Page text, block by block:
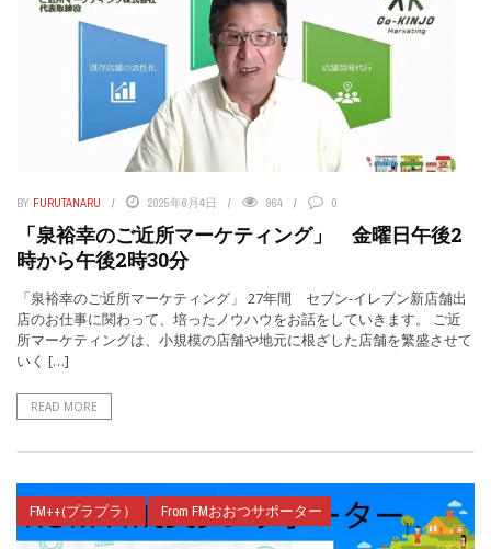
BY FURUTANARU 2025年6月4日 964 0
「泉裕幸のご近所マーケティング」 金曜日午後2
時から午後2時30分
「泉裕幸のご近所マーケティング」 27年間 セブン-イレブン新店舗出
店のお仕事に関わって、培ったノウハウをお話をしていきます。 ご近
所マーケティングは、小規模の店舗や地元に根ざした店舗を繁盛させて
いく […]
READ MORE
FM++(プラプラ） From FMおおつサポーター